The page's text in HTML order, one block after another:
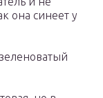
она синеет у